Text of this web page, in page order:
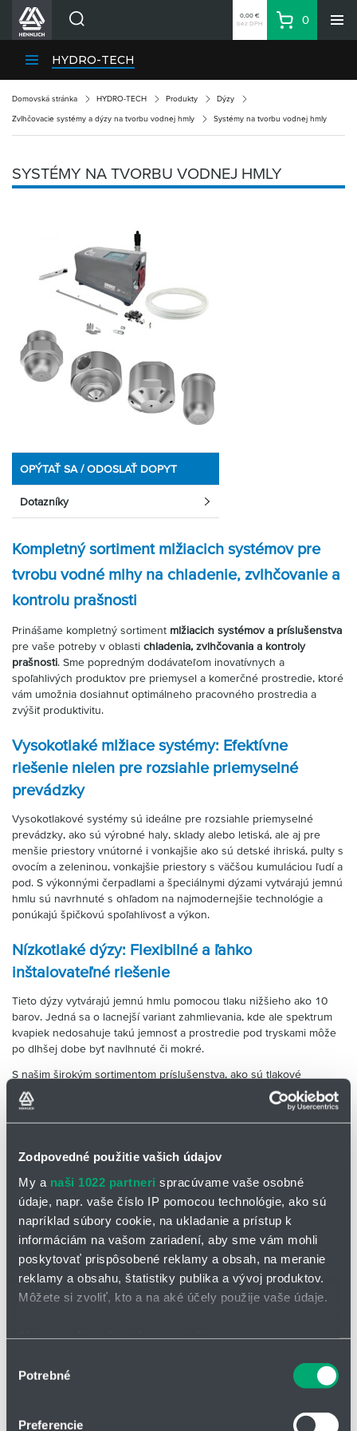
Zodpovedné použitie vašich údajov
My a naši 1022 partneri spracúvame vaše osobné
údaje, napr. vaše číslo IP pomocou technológie, ako sú
napríklad súbory cookie, na ukladanie a prístup k
informáciám na vašom zariadení, aby sme vám mohli
poskytovať prispôsobené reklamy a obsah, na meranie
reklamy a obsahu, štatistiky publika a vývoj produktov.
Môžete si zvoliť, kto a na aké účely použije vaše údaje.
polohe s presnosťou na niekoľko metrov
súhlasu
Potrebné
Preferencie
Divízie HENNLICH
Kariéra
O firme
Kontakty
Nákupný zoznam
Zone
0,00 €
bez DPH
Košík
0
HYDRO-TECH
Domovská stránka HYDRO-TECH Produkty Dýzy
Zvlhčovacie systémy a dýzy na tvorbu vodnej hmly Systémy na tvorbu vodnej hmly
SYSTÉMY NA TVORBU VODNEJ HMLY
OPÝTAŤ SA / ODOSLAŤ DOPYT
Dotazníky
Kompletný sortiment mlžiacich systémov pre
tvrobu vodné mlhy na chladenie, zvlhčovanie a
kontrolu prašnosti
Prinášame kompletný sortiment mlžiacich systémov a príslušenstva
pre vaše potreby v oblasti chladenia, zvlhčovania a kontroly
prašnosti. Sme popredným dodávateľom inovatívnych a
spoľahlivých produktov pre priemysel a komerčné prostredie, ktoré
vám umožnia dosiahnuť optimálneho pracovného prostredia a
zvýšiť produktivitu.
Vysokotlaké mlžiace systémy: Efektívne
riešenie nielen pre rozsiahle priemyselné
prevádzky
Vysokotlakové systémy sú ideálne pre rozsiahle priemyselné
prevádzky, ako sú výrobné haly, sklady alebo letiská, ale aj pre
menšie priestory vnútorné i vonkajšie ako sú detské ihriská, pulty s
ovocím a zeleninou, vonkajšie priestory s väčšou kumuláciou ľudí a
pod. S výkonnými čerpadlami a špeciálnymi dýzami vytvárajú jemnú
hmlu sú navrhnuté s ohľadom na najmodernejšie technológie a
ponúkajú špičkovú spoľahlivosť a výkon.
Nízkotlaké dýzy: Flexibilné a ľahko
inštalovateľné riešenie
Tieto dýzy vytvárajú jemnú hmlu pomocou tlaku nižšieho ako 10
barov. Jedná sa o lacnejší variant zahmlievania, kde ale spektrum
kvapiek nedosahuje takú jemnosť a prostredie pod tryskami môže
po dlhšej dobe byť navlhnuté či mokré.
S našim širokým sortimentom príslušenstva, ako sú tlakové
čerpadlá, hadice, dýzy a regulátory, môžete ľahko prispôsobiť svoj
zahmlievací systém podľa vašich individuálnych potrieb.
potreby
Naši odborníci vám radi poradia s výberom správneho riešenia a
vysokotlakovými a nízkotlakovými systémami. S našimi produktmi
získate nielen výkonné a spoľahlivé zariadenie, ale aj výhody, ktoré
vám pomôžu dosiahnuť optimálne pracovné prostredie a zvýšiť
efektivitu vášho podnikania.
Ponúkame kompletné riešenie pre vaše potreby zahmlievania.
Kontaktujte nás ešte dnes a objednajte si svoje zahmlievacie